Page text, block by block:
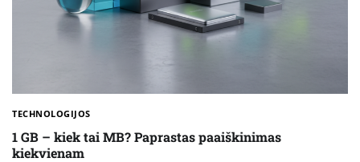
TECHNOLOGIJOS
1 GB – kiek tai MB? Paprastas paaiškinimas
kiekvienam